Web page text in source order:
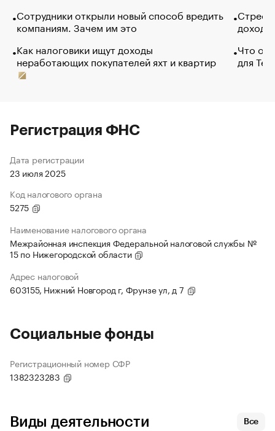
Сотрудники открыли новый способ вредить
компаниям. Зачем им это
Как налоговики ищут доходы
неработающих покупателей яхт и квартир
Что
для
Регистрация ФНС
Дата регистрации
23 июля 2025
Код налогового органа
5275
Наименование налогового органа
Межрайонная инспекция Федеральной налоговой службы №
15 по Нижегородской области
Адрес налоговой
603155, Нижний Новгород г, Фрунзе ул, д 7
Социальные фонды
Регистрационный номер СФР
1382323283
Виды деятельности Все